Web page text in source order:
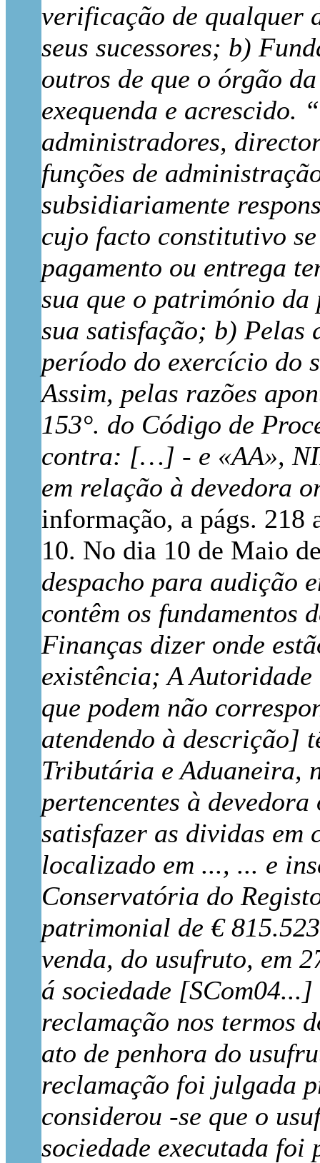
verificação de qualquer
seus sucessores; b)
outros de que o órgão
exequenda e acrescido.
administradores,
funções de
subsidiariamente
cujo facto constitutivo
pagamento ou entrega
sua que o património
sua satisfação; b) Pelas
período do exercício do
Assim, pelas razões
153°. do Código de
contra: […] - e «AA»,
em relação à devedora
informação, a págs. 218
10. No dia 10 de Maio
despacho para audição
contêm os fundamentos
Finanças dizer onde
existência; A
que podem não
atendendo à descrição]
Tributária e Aduaneira,
pertencentes à
satisfazer as dividas em
localizado em ..., ... e
Conservatória do
patrimonial de €
venda, do usufruto, em
á sociedade
reclamação nos termos
ato de penhora do
reclamação foi julgada
considerou -se que o
sociedade executada